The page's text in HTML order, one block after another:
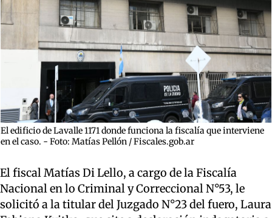
El edificio de Lavalle 1171 donde funciona la fiscalía que interviene
en el caso. - Foto: Matías Pellón / Fiscales.gob.ar
El fiscal Matías Di Lello, a cargo de la Fiscalía
Nacional en lo Criminal y Correccional N°53, le
solicitó a la titular del Juzgado N°23 del fuero, Laura